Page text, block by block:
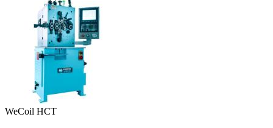
WeCoil HCT